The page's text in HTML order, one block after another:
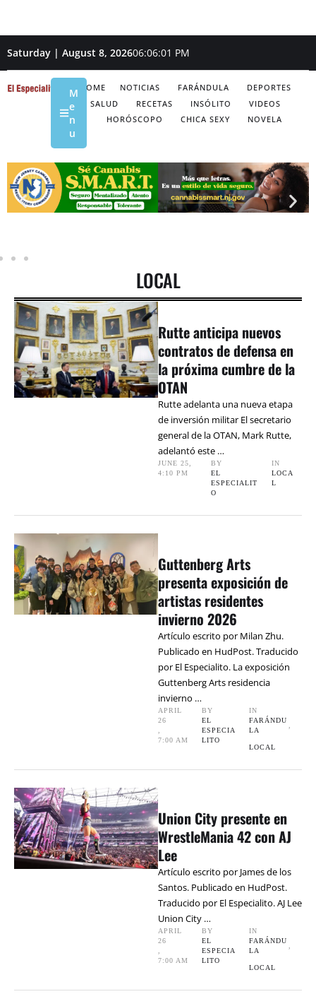
Saturday | August 8, 202606:06:02 PM
HOME NOTICIAS FARÁNDULA
DEPORTES
SALUD
RECETAS INSÓLITO
VIDEOS
HORÓSCOPO
CHICA SEXY NOVELA
M
e
n
u
LOCAL
Rutte anticipa nuevos
contratos de defensa en
la próxima cumbre de la
OTAN
Rutte adelanta una nueva etapa
de inversión militar El secretario
general de la OTAN, Mark Rutte,
adelantó este …
JUNE 25,
4:10 PM
BY
EL
ESPECIALIT
O
IN
LOCA
L
Guttenberg Arts
presenta exposición de
artistas residentes
invierno 2026
Artículo escrito por Milan Zhu.
Publicado en HudPost. Traducido
por El Especialito. La exposición
Guttenberg Arts residencia
invierno …
APRIL
26
,
7:00 AM
BY
EL
ESPECIA
LITO
IN
FARÁNDU
LA
,
LOCAL
Union City presente en
WrestleMania 42 con AJ
Lee
Artículo escrito por James de los
Santos. Publicado en HudPost.
Traducido por El Especialito. AJ Lee
Union City …
APRIL
26
,
7:00 AM
BY
EL
ESPECIA
LITO
IN
FARÁNDU
LA
,
LOCAL